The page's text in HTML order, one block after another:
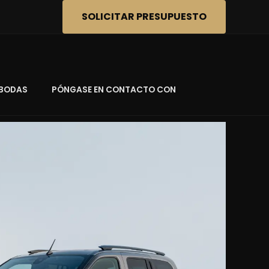
SOLICITAR PRESUPUESTO
PÓNGASE EN CONTACTO CON